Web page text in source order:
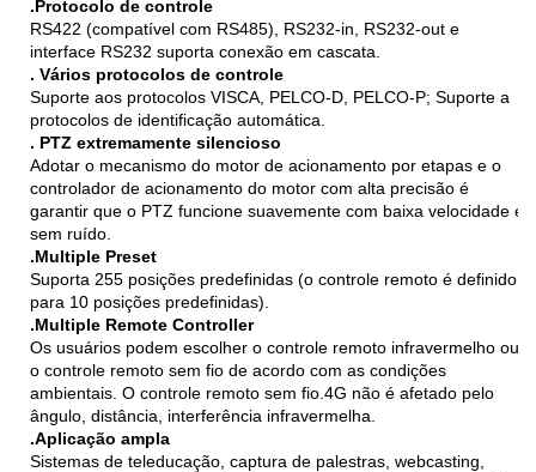
.Protocolo de controle
RS422 (compatível com RS485), RS232-in, RS232-out e
interface RS232 suporta conexão em cascata.
. Vários protocolos de controle
Suporte aos protocolos VISCA, PELCO-D, PELCO-P; Suporte a
protocolos de identificação automática.
. PTZ extremamente silencioso
Adotar o mecanismo do motor de acionamento por etapas e o
controlador de acionamento do motor com alta precisão é
garantir que o PTZ funcione suavemente com baixa velocidade e
sem ruído.
.Multiple Preset
Suporta 255 posições predefinidas (o controle remoto é definido
para 10 posições predefinidas).
.Multiple Remote Controller
Os usuários podem escolher o controle remoto infravermelho ou
o controle remoto sem fio de acordo com as condições
ambientais. O controle remoto sem fio.4G não é afetado pelo
ângulo, distância, interferência infravermelha.
.Aplicação ampla
Sistemas de teleducação, captura de palestras, webcasting,